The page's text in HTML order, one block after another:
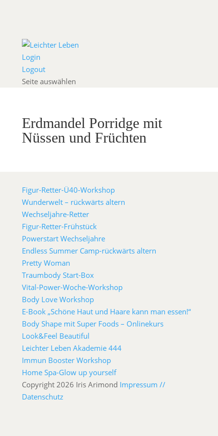
Login
Logout
Seite auswählen
Erdmandel Porridge mit
Nüssen und Früchten
Figur-Retter-Ü40-Workshop
Wunderwelt – rückwärts altern
Wechseljahre-Retter
Figur-Retter-Frühstück
Powerstart Wechseljahre
Endless Summer Camp-rückwärts altern
Pretty Woman
Traumbody Start-Box
Vital-Power-Woche-Workshop
Body Love Workshop
E-Book „Schöne Haut und Haare kann man essen!“
Body Shape mit Super Foods – Onlinekurs
Look&Feel Beautiful
Leichter Leben Akademie 444
Immun Booster Workshop
Home Spa-Glow up yourself
Copyright 2026 Iris Arimond Impressum //
Datenschutz